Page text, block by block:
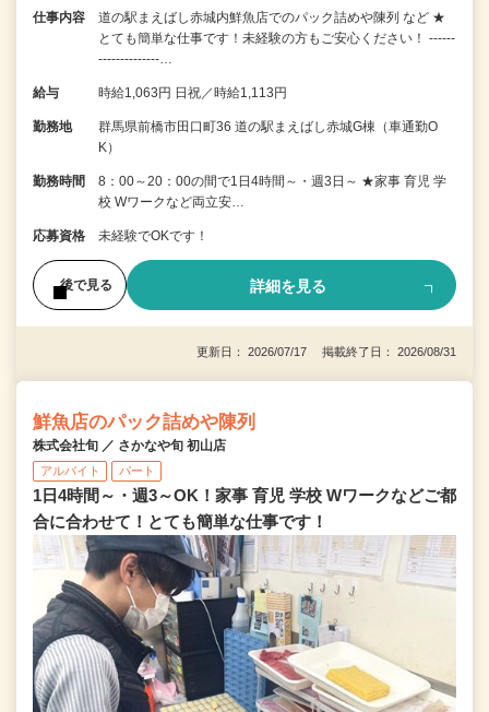
仕事内容
道の駅まえばし赤城内鮮魚店でのパック詰めや陳列 など ★
とても簡単な仕事です！未経験の方もご安心ください！ ------
--------------…
給与 時給1,063円 日祝／時給1,113円
勤務地
群馬県前橋市田口町36 道の駅まえばし赤城G棟（車通勤O
K）
勤務時間
8：00～20：00の間で1日4時間～・週3日～ ★家事 育児 学
校 Wワークなど両立安…
応募資格 未経験でOKです！
後で見る 詳細を見る
更新日： 2026/07/17 掲載終了日： 2026/08/31
鮮魚店のパック詰めや陳列
株式会社旬 ／ さかなや旬 初山店
アルバイト パート
1日4時間～・週3～OK！家事 育児 学校 Wワークなどご都
合に合わせて！とても簡単な仕事です！